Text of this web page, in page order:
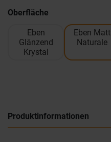
Oberfläche
Eben
Glänzend
Krystal
Eben Matt
Naturale
Produktinformationen